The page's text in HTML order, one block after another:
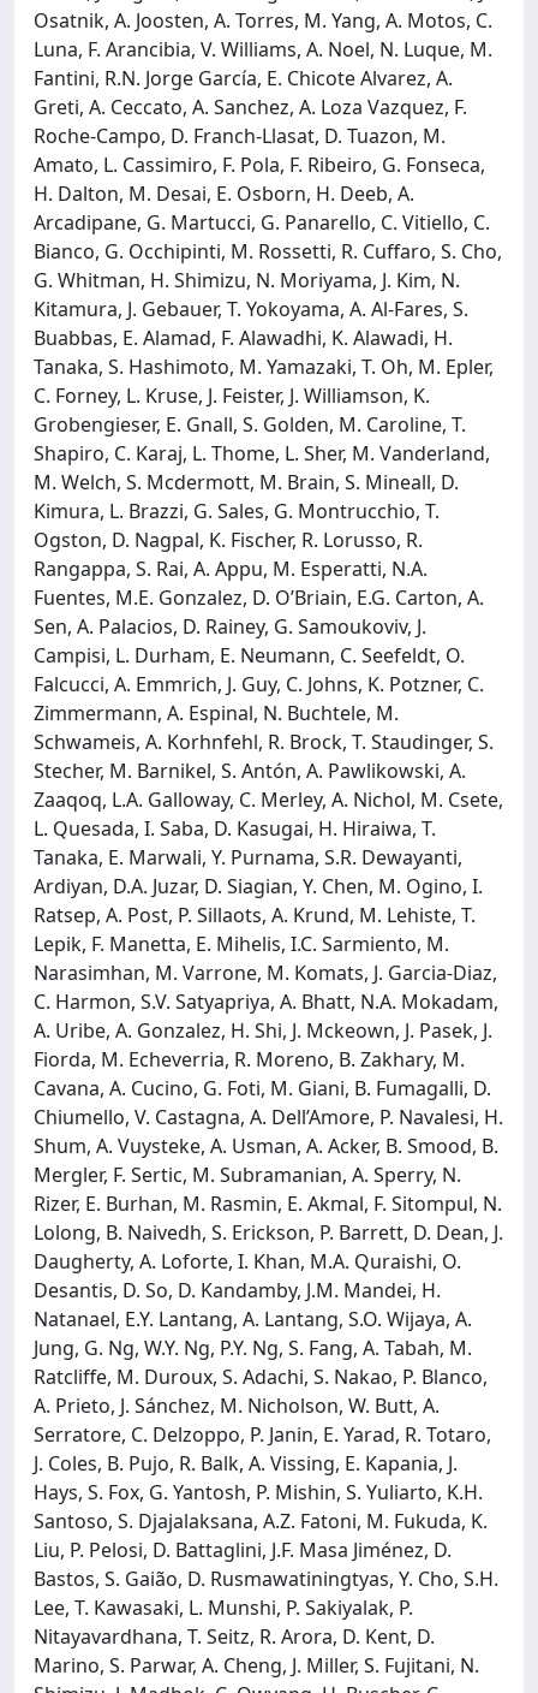
Osatnik, A. Joosten, A. Torres, M. Yang, A. Motos, C.
Luna, F. Arancibia, V. Williams, A. Noel, N. Luque, M.
Fantini, R.N. Jorge García, E. Chicote Alvarez, A.
Greti, A. Ceccato, A. Sanchez, A. Loza Vazquez, F.
Roche-Campo, D. Franch-Llasat, D. Tuazon, M.
Amato, L. Cassimiro, F. Pola, F. Ribeiro, G. Fonseca,
H. Dalton, M. Desai, E. Osborn, H. Deeb, A.
Arcadipane, G. Martucci, G. Panarello, C. Vitiello, C.
Bianco, G. Occhipinti, M. Rossetti, R. Cuffaro, S. Cho,
G. Whitman, H. Shimizu, N. Moriyama, J. Kim, N.
Kitamura, J. Gebauer, T. Yokoyama, A. Al-Fares, S.
Buabbas, E. Alamad, F. Alawadhi, K. Alawadi, H.
Tanaka, S. Hashimoto, M. Yamazaki, T. Oh, M. Epler,
C. Forney, L. Kruse, J. Feister, J. Williamson, K.
Grobengieser, E. Gnall, S. Golden, M. Caroline, T.
Shapiro, C. Karaj, L. Thome, L. Sher, M. Vanderland,
M. Welch, S. Mcdermott, M. Brain, S. Mineall, D.
Kimura, L. Brazzi, G. Sales, G. Montrucchio, T.
Ogston, D. Nagpal, K. Fischer, R. Lorusso, R.
Rangappa, S. Rai, A. Appu, M. Esperatti, N.A.
Fuentes, M.E. Gonzalez, D. O’Briain, E.G. Carton, A.
Sen, A. Palacios, D. Rainey, G. Samoukoviv, J.
Campisi, L. Durham, E. Neumann, C. Seefeldt, O.
Falcucci, A. Emmrich, J. Guy, C. Johns, K. Potzner, C.
Zimmermann, A. Espinal, N. Buchtele, M.
Schwameis, A. Korhnfehl, R. Brock, T. Staudinger, S.
Stecher, M. Barnikel, S. Antón, A. Pawlikowski, A.
Zaaqoq, L.A. Galloway, C. Merley, A. Nichol, M. Csete,
L. Quesada, I. Saba, D. Kasugai, H. Hiraiwa, T.
Tanaka, E. Marwali, Y. Purnama, S.R. Dewayanti,
Ardiyan, D.A. Juzar, D. Siagian, Y. Chen, M. Ogino, I.
Ratsep, A. Post, P. Sillaots, A. Krund, M. Lehiste, T.
Lepik, F. Manetta, E. Mihelis, I.C. Sarmiento, M.
Narasimhan, M. Varrone, M. Komats, J. Garcia-Diaz,
C. Harmon, S.V. Satyapriya, A. Bhatt, N.A. Mokadam,
A. Uribe, A. Gonzalez, H. Shi, J. Mckeown, J. Pasek, J.
Fiorda, M. Echeverria, R. Moreno, B. Zakhary, M.
Cavana, A. Cucino, G. Foti, M. Giani, B. Fumagalli, D.
Chiumello, V. Castagna, A. Dell’Amore, P. Navalesi, H.
Shum, A. Vuysteke, A. Usman, A. Acker, B. Smood, B.
Mergler, F. Sertic, M. Subramanian, A. Sperry, N.
Rizer, E. Burhan, M. Rasmin, E. Akmal, F. Sitompul, N.
Lolong, B. Naivedh, S. Erickson, P. Barrett, D. Dean, J.
Daugherty, A. Loforte, I. Khan, M.A. Quraishi, O.
Desantis, D. So, D. Kandamby, J.M. Mandei, H.
Natanael, E.Y. Lantang, A. Lantang, S.O. Wijaya, A.
Jung, G. Ng, W.Y. Ng, P.Y. Ng, S. Fang, A. Tabah, M.
Ratcliffe, M. Duroux, S. Adachi, S. Nakao, P. Blanco,
A. Prieto, J. Sánchez, M. Nicholson, W. Butt, A.
Serratore, C. Delzoppo, P. Janin, E. Yarad, R. Totaro,
J. Coles, B. Pujo, R. Balk, A. Vissing, E. Kapania, J.
Hays, S. Fox, G. Yantosh, P. Mishin, S. Yuliarto, K.H.
Santoso, S. Djajalaksana, A.Z. Fatoni, M. Fukuda, K.
Liu, P. Pelosi, D. Battaglini, J.F. Masa Jiménez, D.
Bastos, S. Gaião, D. Rusmawatiningtyas, Y. Cho, S.H.
Lee, T. Kawasaki, L. Munshi, P. Sakiyalak, P.
Nitayavardhana, T. Seitz, R. Arora, D. Kent, D.
Marino, S. Parwar, A. Cheng, J. Miller, S. Fujitani, N.